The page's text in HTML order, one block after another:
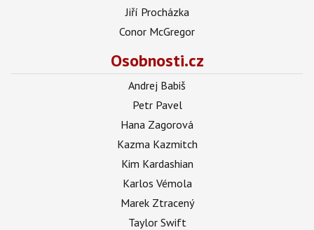
Jiří Procházka
Conor McGregor
Osobnosti.cz
Andrej Babiš
Petr Pavel
Hana Zagorová
Kazma Kazmitch
Kim Kardashian
Karlos Vémola
Marek Ztracený
Taylor Swift